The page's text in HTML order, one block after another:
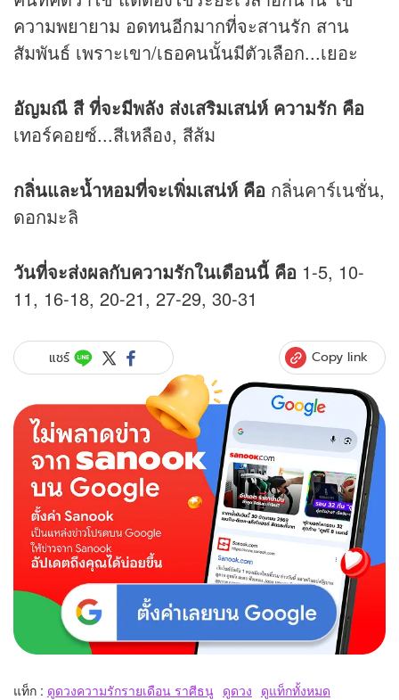
ความพยายาม อดทนอีกมากที่จะสานรัก สาน
สัมพันธ์ เพราะเขา/เธอคนนั้นมีตัวเลือก...เยอะ
อัญมณี สี ที่จะมีพลัง ส่งเสริมเสน่ห์ ความรัก คือ
เทอร์คอยซ์...สีเหลือง, สีส้ม
กลิ่นและน้ำหอมที่จะเพิ่มเสน่ห์ คือ กลิ่นคาร์เนชั่น,
ดอกมะลิ
วันที่จะส่งผลกับความรักในเดือนนี้ คือ 1-5, 10-
11, 16-18, 20-21, 27-29, 30-31
แชร์ Copy link
แท็ก : ดูดวงความรักรายเดือน ราศีธนู ดูดวง ดูแท็กทั้งหมด